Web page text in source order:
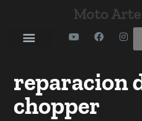
Moto
reparacion
chopper